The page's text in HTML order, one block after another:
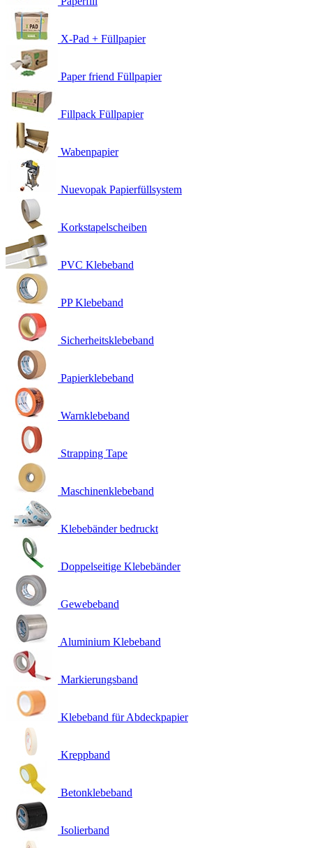
X-Pad + Füllpapier
Paper friend Füllpapier
Fillpack Füllpapier
Wabenpapier
Nuevopak Papierfüllsystem
Korkstapelscheiben
PVC Klebeband
PP Klebeband
Sicherheitsklebeband
Papierklebeband
Warnklebeband
Strapping Tape
Maschinenklebeband
Klebebänder bedruckt
Doppelseitige Klebebänder
Gewebeband
Aluminium Klebeband
Markierungsband
Klebeband für Abdeckpapier
Kreppband
Betonklebeband
Isolierband